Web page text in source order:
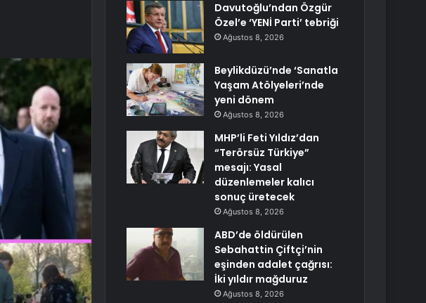
Davutoğlu’ndan Özgür
Özel’e ‘YENİ Parti’ tebriği
Ağustos 8, 2026
Beylikdüzü’nde ‘Sanatla
Yaşam Atölyeleri’nde
yeni dönem
Ağustos 8, 2026
MHP’li Feti Yıldız’dan
“Terörsüz Türkiye”
mesajı: Yasal
düzenlemeler kalıcı
sonuç üretecek
Ağustos 8, 2026
ABD’de öldürülen
Sebahattin Çiftçi’nin
eşinden adalet çağrısı:
İki yıldır mağduruz
Ağustos 8, 2026